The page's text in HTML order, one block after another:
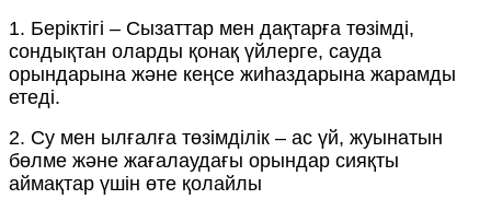
1. Беріктігі – Сызаттар мен дақтарға төзімді,
сондықтан оларды қонақ үйлерге, сауда
орындарына және кеңсе жиһаздарына жарамды
етеді.
2. Су мен ылғалға төзімділік – ас үй, жуынатын
бөлме және жағалаудағы орындар сияқты
аймақтар үшін өте қолайлы